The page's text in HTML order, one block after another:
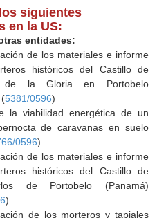
siguientes
en la US:
entidades:
de los materiales e informe
históricos del Castillo de
de la Gloria en Portobelo
5381/0596)
la viabilidad energética de un
de caravanas en suelo
0596)
de los materiales e informe
históricos del Castillo de
de Portobelo (Panamá)
)
de los morteros y tapiales